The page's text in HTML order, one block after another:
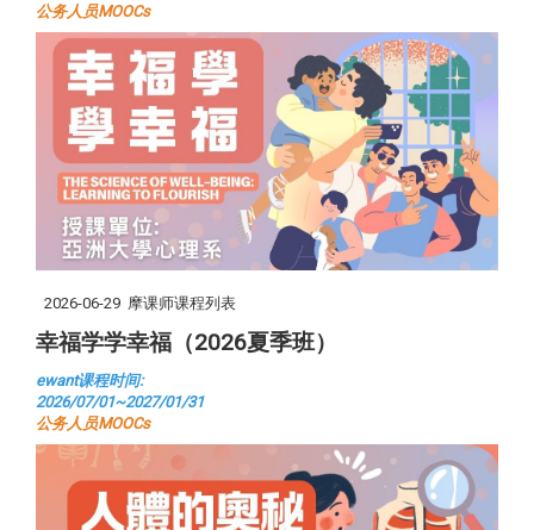
公务人员MOOCs
2026-06-29 摩课师课程列表
幸福学学幸福（2026夏季班）
ewant课程时间:
2026/07/01~2027/01/31
公务人员MOOCs